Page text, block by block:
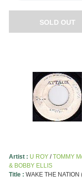
SOLD OUT
Artist : U ROY/TOMMY
& BOBBY ELLIS
Title : WAKE THE NATION